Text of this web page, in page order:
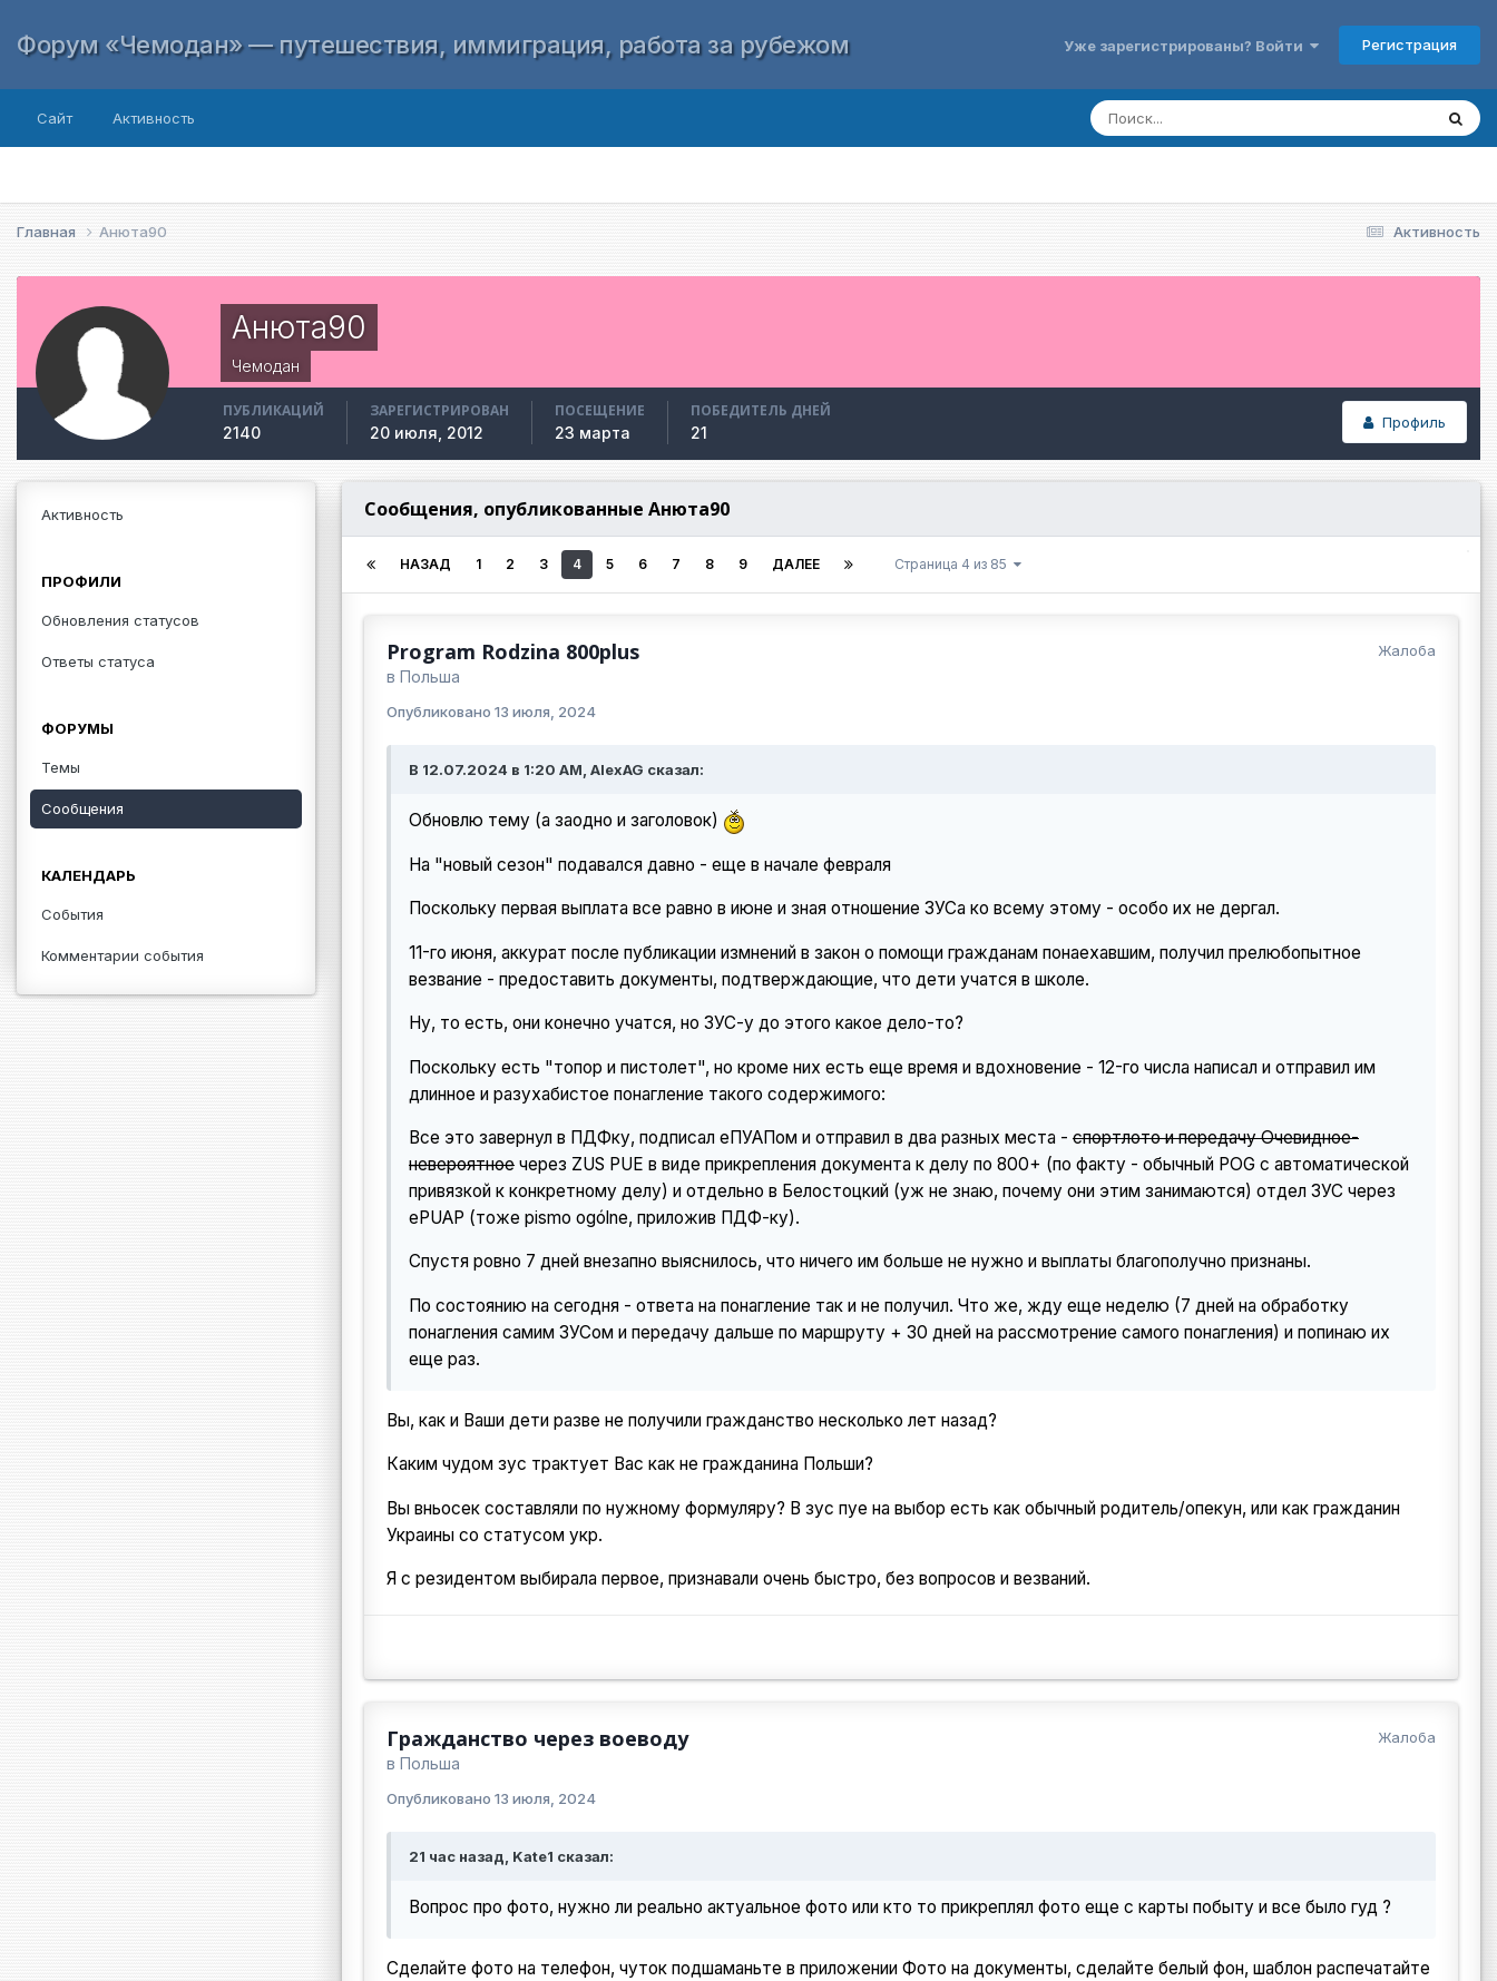
Форум «Чемодан» — путешествия, иммиграция, работа за рубежом Уже зарегистрированы? Войти Регистрация
Сайт Активность
Активность
Главная Анюта90
Анюта90
Чемодан
Профиль
ПУБЛИКАЦИЙ
2140
ЗАРЕГИСТРИРОВАН
20 июля, 2012
ПОСЕЩЕНИЕ
23 марта
ПОБЕДИТЕЛЬ ДНЕЙ
21
Активность
ПРОФИЛИ
Обновления статусов
Ответы статуса
ФОРУМЫ
Темы
Сообщения
КАЛЕНДАРЬ
События
Комментарии события
Сообщения, опубликованные Анюта90
НАЗАД 1 2 3 4 5 6 7 8 9 ДАЛЕЕ Страница 4 из 85
Жалоба
Program Rodzina 800plus
в Польша
Опубликовано 13 июля, 2024
В 12.07.2024 в 1:20 AM, AlexAG сказал:
Обновлю тему (а заодно и заголовок)
На "новый сезон" подавался давно - еще в начале февраля
Поскольку первая выплата все равно в июне и зная отношение ЗУСа ко всему этому - особо их не дергал.
11-го июня, аккурат после публикации измнений в закон о помощи гражданам понаехавшим, получил прелюбопытное
везвание - предоставить документы, подтверждающие, что дети учатся в школе.
Ну, то есть, они конечно учатся, но ЗУС-у до этого какое дело-то?
Поскольку есть "топор и пистолет", но кроме них есть еще время и вдохновение - 12-го числа написал и отправил им
длинное и разухабистое понагление такого содержимого:
Все это завернул в ПДФку, подписал еПУАПом и отправил в два разных места - спортлото и передачу Очевидное-
невероятное через ZUS PUE в виде прикрепления документа к делу по 800+ (по факту - обычный POG с автоматической
привязкой к конкретному делу) и отдельно в Белостоцкий (уж не знаю, почему они этим занимаются) отдел ЗУС через
ePUAP (тоже pismo ogólne, приложив ПДФ-ку).
Спустя ровно 7 дней внезапно выяснилось, что ничего им больше не нужно и выплаты благополучно признаны.
По состоянию на сегодня - ответа на понагление так и не получил. Что же, жду еще неделю (7 дней на обработку
понагления самим ЗУСом и передачу дальше по маршруту + 30 дней на рассмотрение самого понагления) и попинаю их
еще раз.
Вы, как и Ваши дети разве не получили гражданство несколько лет назад?
Каким чудом зус трактует Вас как не гражданина Польши?
Вы вньосек составляли по нужному формуляру? В зус пуе на выбор есть как обычный родитель/опекун, или как гражданин
Украины со статусом укр.
Я с резидентом выбирала первое, признавали очень быстро, без вопросов и везваний.
Жалоба
Гражданство через воеводу
в Польша
Опубликовано 13 июля, 2024
21 час назад, Kate1 сказал:
Вопрос про фото, нужно ли реально актуальное фото или кто то прикреплял фото еще с карты побыту и все было гуд ?
Сделайте фото на телефон, чуток подшаманьте в приложении Фото на документы, сделайте белый фон, шаблон распечатайте